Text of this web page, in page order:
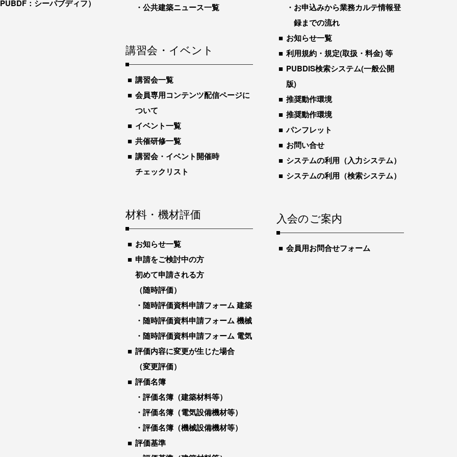
：シーパブディフ） 公共建築ニュース一覧
講習会・イベント
講習会一覧
会員専用コンテンツ配信ページに
ついて
イベント一覧
共催研修一覧
講習会・イベント開催時
チェックリスト
材料・機材評価
お知らせ一覧
申請をご検討中の方
初めて申請される方
（随時評価）
随時評価資料申請フォーム 建築
随時評価資料申請フォーム 機械
随時評価資料申請フォーム 電気
評価内容に変更が生じた場合
（変更評価）
評価名簿
評価名簿（建築材料等）
評価名簿（電気設備機材等）
評価名簿（機械設備機材等）
評価基準
お申込みから業務カルテ情報登
録までの流れ
お知らせ一覧
利用規約・規定(取扱・料金) 等
PUBDIS検索システム(一般公開
版)
推奨動作環境
推奨動作環境
パンフレット
お問い合せ
システムの利用（入力システム）
システムの利用（検索システム）
入会のご案内
会員用お問合せフォーム